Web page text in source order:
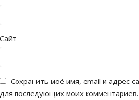
Сайт
Сохранить моё имя, email и адрес
для последующих моих комментариев.